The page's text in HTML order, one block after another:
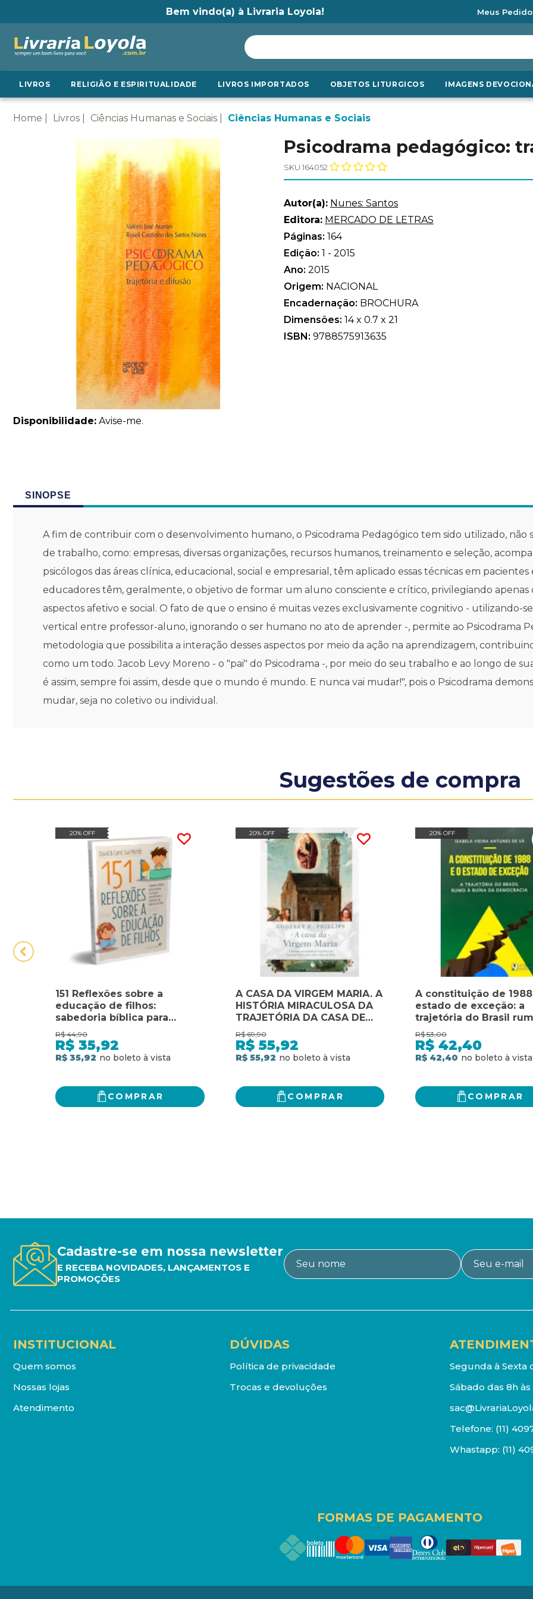
Bem vindo(a) à Livraria Loyola! Meus
LIVROS RELIGIÃO E ESPIRITUALIDADE LIVROS IMPORTADOS OBJETOS LITURGICOS IMAGENS
Home Livros Ciências Humanas e Sociais Ciências Humanas e Sociais
Disponibilidade: Avise-me.
Psicodrama pedagógico:
SKU 164052
Autor(a): Nunes: Santos
Editora: MERCADO DE LETRAS
Páginas: 164
Edição: 1 - 2015
Ano: 2015
Origem: NACIONAL
Encadernação: BROCHURA
Dimensões: 14 x 0.7 x 21
ISBN: 9788575913635
SINOPSE
A fim de contribuir com o desenvolvimento humano, o Psicodrama Pedagógico tem sido utilizado, não
de trabalho, como: empresas, diversas organizações, recursos humanos, treinamento e seleção,
psicólogos das áreas clínica, educacional, social e empresarial, têm aplicado essas técnicas em
educadores têm, geralmente, o objetivo de formar um aluno consciente e crítico, privilegiando
aspectos afetivo e social. O fato de que o ensino é muitas vezes exclusivamente cognitivo - utilizando-
vertical entre professor-aluno, ignorando o ser humano no ato de aprender -, permite ao Psicodrama
metodologia que possibilita a interação desses aspectos por meio da ação na aprendizagem,
como um todo. Jacob Levy Moreno - o "pai" do Psicodrama -, por meio do seu trabalho e ao longo de
é assim, sempre foi assim, desde que o mundo é mundo. E nunca vai mudar!", pois o Psicodrama
mudar, seja no coletivo ou individual.
Sugestões de compra
20% OFF
151 Reflexões sobre a
educação de filhos:
sabedoria bíblica para
alcançar o coração e
transformar a trajetória de
vida do seu filho
R$ 44,90
R$ 35,92
R$ 35,92
COMPRAR
20% OFF
A CASA DA VIRGEM MARIA. A
HISTÓRIA MIRACULOSA DA
TRAJETÓRIA DA CASA DE
NAZARÉ PARA UMA COLINA
DA ITÁLIA
R$ 69,90
R$ 55,92
R$ 55,92
COMPRAR
20% OFF
A constituição de
estado de exceção: a
trajetória do Brasil
ruína da democracia
R$ 53,00
R$ 42,40
R$ 42,40
COMPRAR
Cadastre-se em nossa newsletter
E RECEBA NOVIDADES, LANÇAMENTOS E
PROMOÇÕES
INSTITUCIONAL
Quem somos
Nossas lojas
Atendimento
DÚVIDAS
Política de privacidade
Trocas e devoluções
Segunda à Sexta
Sábado das 8h às
Telefone: (11)
Whastapp: (11)
FORMAS DE PAGAMENTO